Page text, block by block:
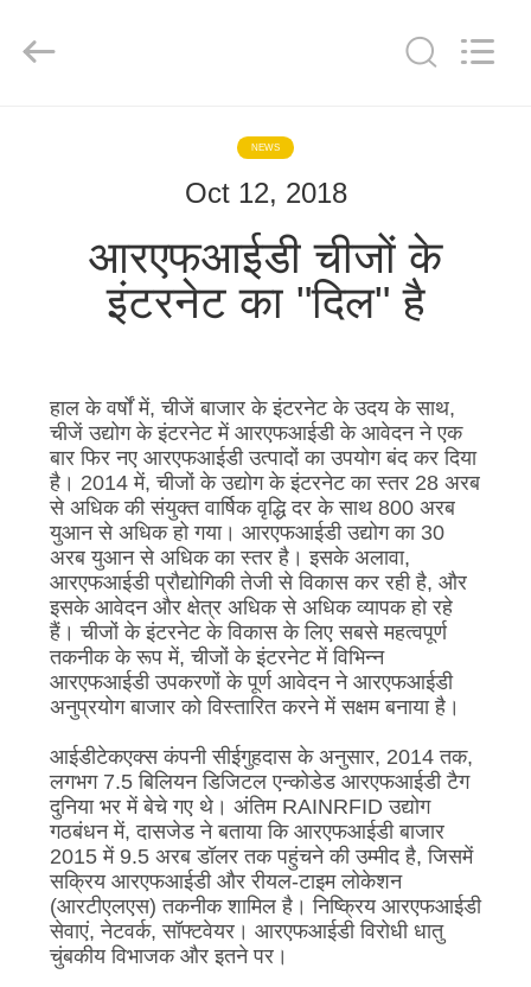
कारखाना
भ्रमण
गुणवत्ता
नियंत्रण
संपर्क
समाचार
मामलों
NEWS
Oct 12, 2018
आरएफआईडी चीजों के
इंटरनेट का "दिल" है
हाल के वर्षों में, चीजें बाजार के इंटरनेट के उदय के साथ,
चीजें उद्योग के इंटरनेट में आरएफआईडी के आवेदन ने एक
बार फिर नए आरएफआईडी उत्पादों का उपयोग बंद कर दिया
है। 2014 में, चीजों के उद्योग के इंटरनेट का स्तर 28 अरब
से अधिक की संयुक्त वार्षिक वृद्धि दर के साथ 800 अरब
युआन से अधिक हो गया। आरएफआईडी उद्योग का 30
अरब युआन से अधिक का स्तर है। इसके अलावा,
आरएफआईडी प्रौद्योगिकी तेजी से विकास कर रही है, और
इसके आवेदन और क्षेत्र अधिक से अधिक व्यापक हो रहे
हैं। चीजों के इंटरनेट के विकास के लिए सबसे महत्वपूर्ण
तकनीक के रूप में, चीजों के इंटरनेट में विभिन्न
आरएफआईडी उपकरणों के पूर्ण आवेदन ने आरएफआईडी
अनुप्रयोग बाजार को विस्तारित करने में सक्षम बनाया है।
आईडीटेकएक्स कंपनी सीईगुहदास के अनुसार, 2014 तक,
लगभग 7.5 बिलियन डिजिटल एन्कोडेड आरएफआईडी टैग
दुनिया भर में बेचे गए थे। अंतिम RAINRFID उद्योग
गठबंधन में, दासजेड ने बताया कि आरएफआईडी बाजार
2015 में 9.5 अरब डॉलर तक पहुंचने की उम्मीद है, जिसमें
सक्रिय आरएफआईडी और रीयल-टाइम लोकेशन
(आरटीएलएस) तकनीक शामिल है। निष्क्रिय आरएफआईडी
सेवाएं, नेटवर्क, सॉफ्टवेयर। आरएफआईडी विरोधी धातु
चुंबकीय विभाजक और इतने पर।